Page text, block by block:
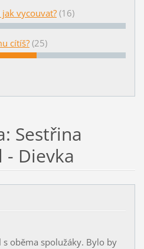
vycouvat? (16)
cítíš? (25)
Sestřina
- Dievka
oběma spolužáky. Bylo by